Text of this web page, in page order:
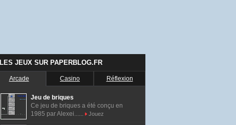
LES JEUX SUR PAPERBLOG.FR
Arcade Casino Réflexion
Jeu de briques
Ce jeu de briques a été conçu en
1985 par Alexei......
Jouez